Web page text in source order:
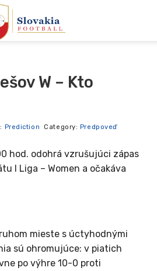
W – Kto
Prediction Category: Predpoveď
hod. odohrá vzrušujúci zápas
I Liga – Women a očakáva
mieste s úctyhodnými
sú ohromujúce: v piatich
po výhre 10-0 proti